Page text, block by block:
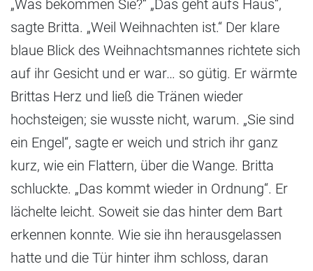
„Was bekommen Sie?“ „Das geht aufs Haus“,
sagte Britta. „Weil Weihnachten ist.“ Der klare
blaue Blick des Weihnachtsmannes richtete sich
auf ihr Gesicht und er war… so gütig. Er wärmte
Brittas Herz und ließ die Tränen wieder
hochsteigen; sie wusste nicht, warum. „Sie sind
ein Engel“, sagte er weich und strich ihr ganz
kurz, wie ein Flattern, über die Wange. Britta
schluckte. „Das kommt wieder in Ordnung“. Er
lächelte leicht. Soweit sie das hinter dem Bart
erkennen konnte. Wie sie ihn herausgelassen
hatte und die Tür hinter ihm schloss, daran